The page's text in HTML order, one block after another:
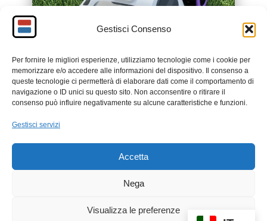
Gestisci Consenso
Per fornire le migliori esperienze, utilizziamo tecnologie come i cookie per
memorizzare e/o accedere alle informazioni del dispositivo. Il consenso a
queste tecnologie ci permetterà di elaborare dati come il comportamento di
navigazione o ID unici su questo sito. Non acconsentire o ritirare il
consenso può influire negativamente su alcune caratteristiche e funzioni.
Gestisci servizi
Accetta
Nega
Visualizza le preferenze